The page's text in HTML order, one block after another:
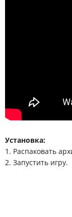
Установка:
1. Распаковать
2. Запустить игру.